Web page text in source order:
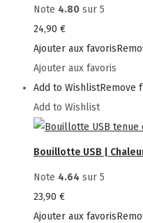
Note 4.80 sur 5
24,90 €
Ajouter aux favoris
Ajouter aux favoris
Add to WishlistRemove
Add to Wishlist
Bouillotte USB |
Note 4.64 sur 5
23,90 €
Ajouter aux favoris